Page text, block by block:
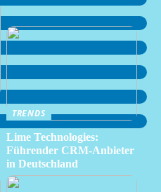
TRENDS
Lime Technologies:
Führender CRM-Anbieter
in Deutschland